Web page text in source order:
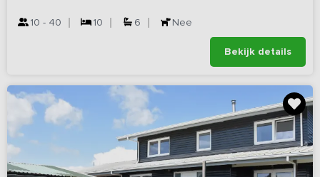
10 - 40 10 6 Nee
Bekijk details